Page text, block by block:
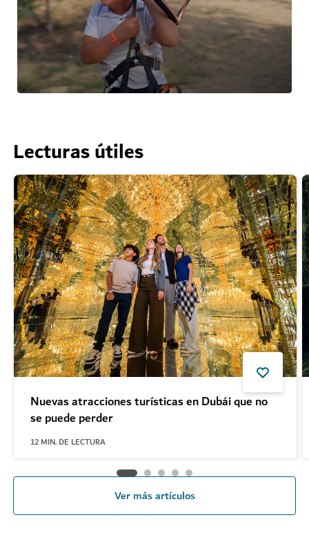
Lecturas útiles
Nuevas atracciones turísticas en Dubái que no
se puede perder
12 MIN. DE LECTURA
Ver más artículos